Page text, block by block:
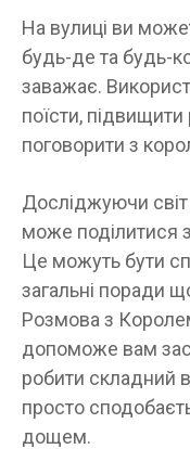
На вулиці ви
будь-де та будь-
заважає.
поїсти, підвищити
поговорити з
Досліджуючи світ
може поділитися
Це можуть бути
загальні поради
Розмова з
допоможе вам
робити складний
просто
дощем.